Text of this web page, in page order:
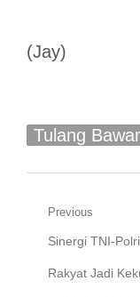
(Jay)
Tulang
Navigasi
pos
Previous
Previous
post:
Sinergi TNI-
Rakyat Jadi